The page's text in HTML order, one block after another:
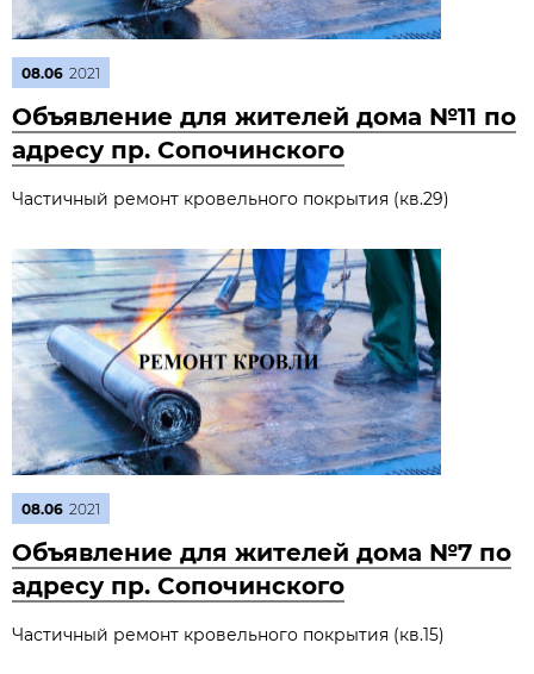
08.06 2021
Объявление для жителей дома №11 по
адресу пр. Сопочинского
Частичный ремонт кровельного покрытия (кв.29)
08.06 2021
Объявление для жителей дома №7 по
адресу пр. Сопочинского
Частичный ремонт кровельного покрытия (кв.15)